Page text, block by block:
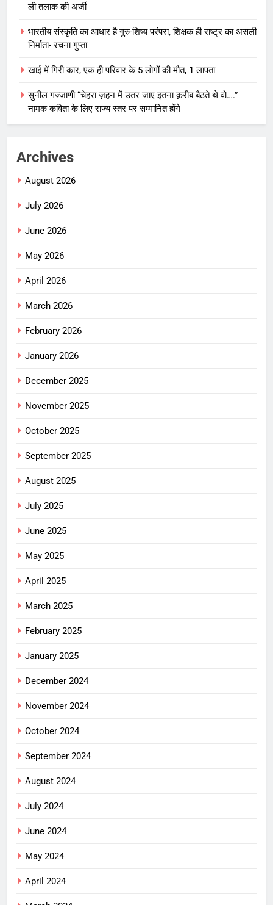
ली तलाक की अर्जी
भारतीय संस्कृति का आधार है गुरु-शिष्य परंपरा, शिक्षक ही राष्ट्र का असली
निर्माता- रचना गुप्ता
खाई में गिरी कार, एक ही परिवार के 5 लोगों की मौत, 1 लापता
सुनील गज्जाणी “चेहरा ज़हन में उतर जाए इतना क़रीब बैठते थे वो….”
नामक कविता के लिए राज्य स्तर पर सम्मानित होंगे
Archives
August 2026
July 2026
June 2026
May 2026
April 2026
March 2026
February 2026
January 2026
December 2025
November 2025
October 2025
September 2025
August 2025
July 2025
June 2025
May 2025
April 2025
March 2025
February 2025
January 2025
December 2024
November 2024
October 2024
September 2024
August 2024
July 2024
June 2024
May 2024
April 2024